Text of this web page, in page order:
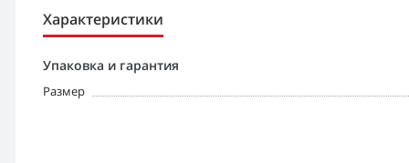
Характеристики
Упаковка и гарантия
Размер